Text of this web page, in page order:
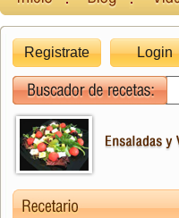
Registrate Login